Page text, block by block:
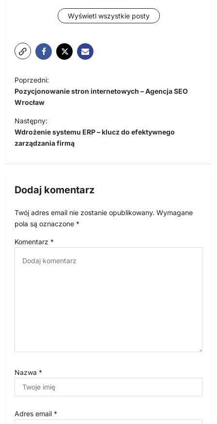
Wyświetl wszystkie posty
a
w
i
g
a
a
w
p
i
Poprzedni:
Pozycjonowanie stron internetowych – Agencja SEO
Wrocław
Następny:
Wdrożenie systemu ERP – klucz do efektywnego
zarządzania firmą
Dodaj komentarz
Twój adres email nie zostanie opublikowany. Wymagane
pola są oznaczone *
Komentarz *
Nazwa *
Adres email *